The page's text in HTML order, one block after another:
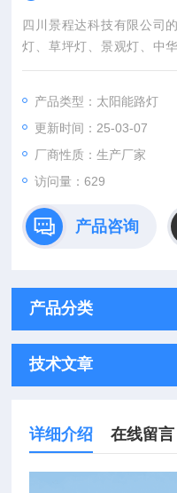
四川景程达科技有限公司
灯、草坪灯、景观灯、中
灯、泛光灯、投光灯、洗
产品类型：太阳能路灯
更新时间：25-03-07
厂商性质：生产厂家
访问量：629
产品咨询
产品分类
技术文章
详细介绍 在线留言